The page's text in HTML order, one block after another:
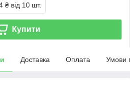
₴ від 10 шт.
Купити
Доставка Оплата Умови